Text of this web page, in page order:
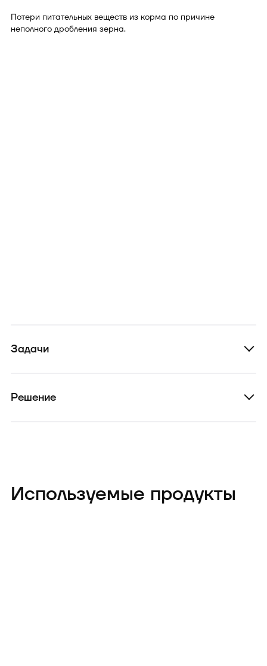
Потери питательных веществ из корма по причине
неполного дробления зерна.
Задачи
Решение
Используемые продукты